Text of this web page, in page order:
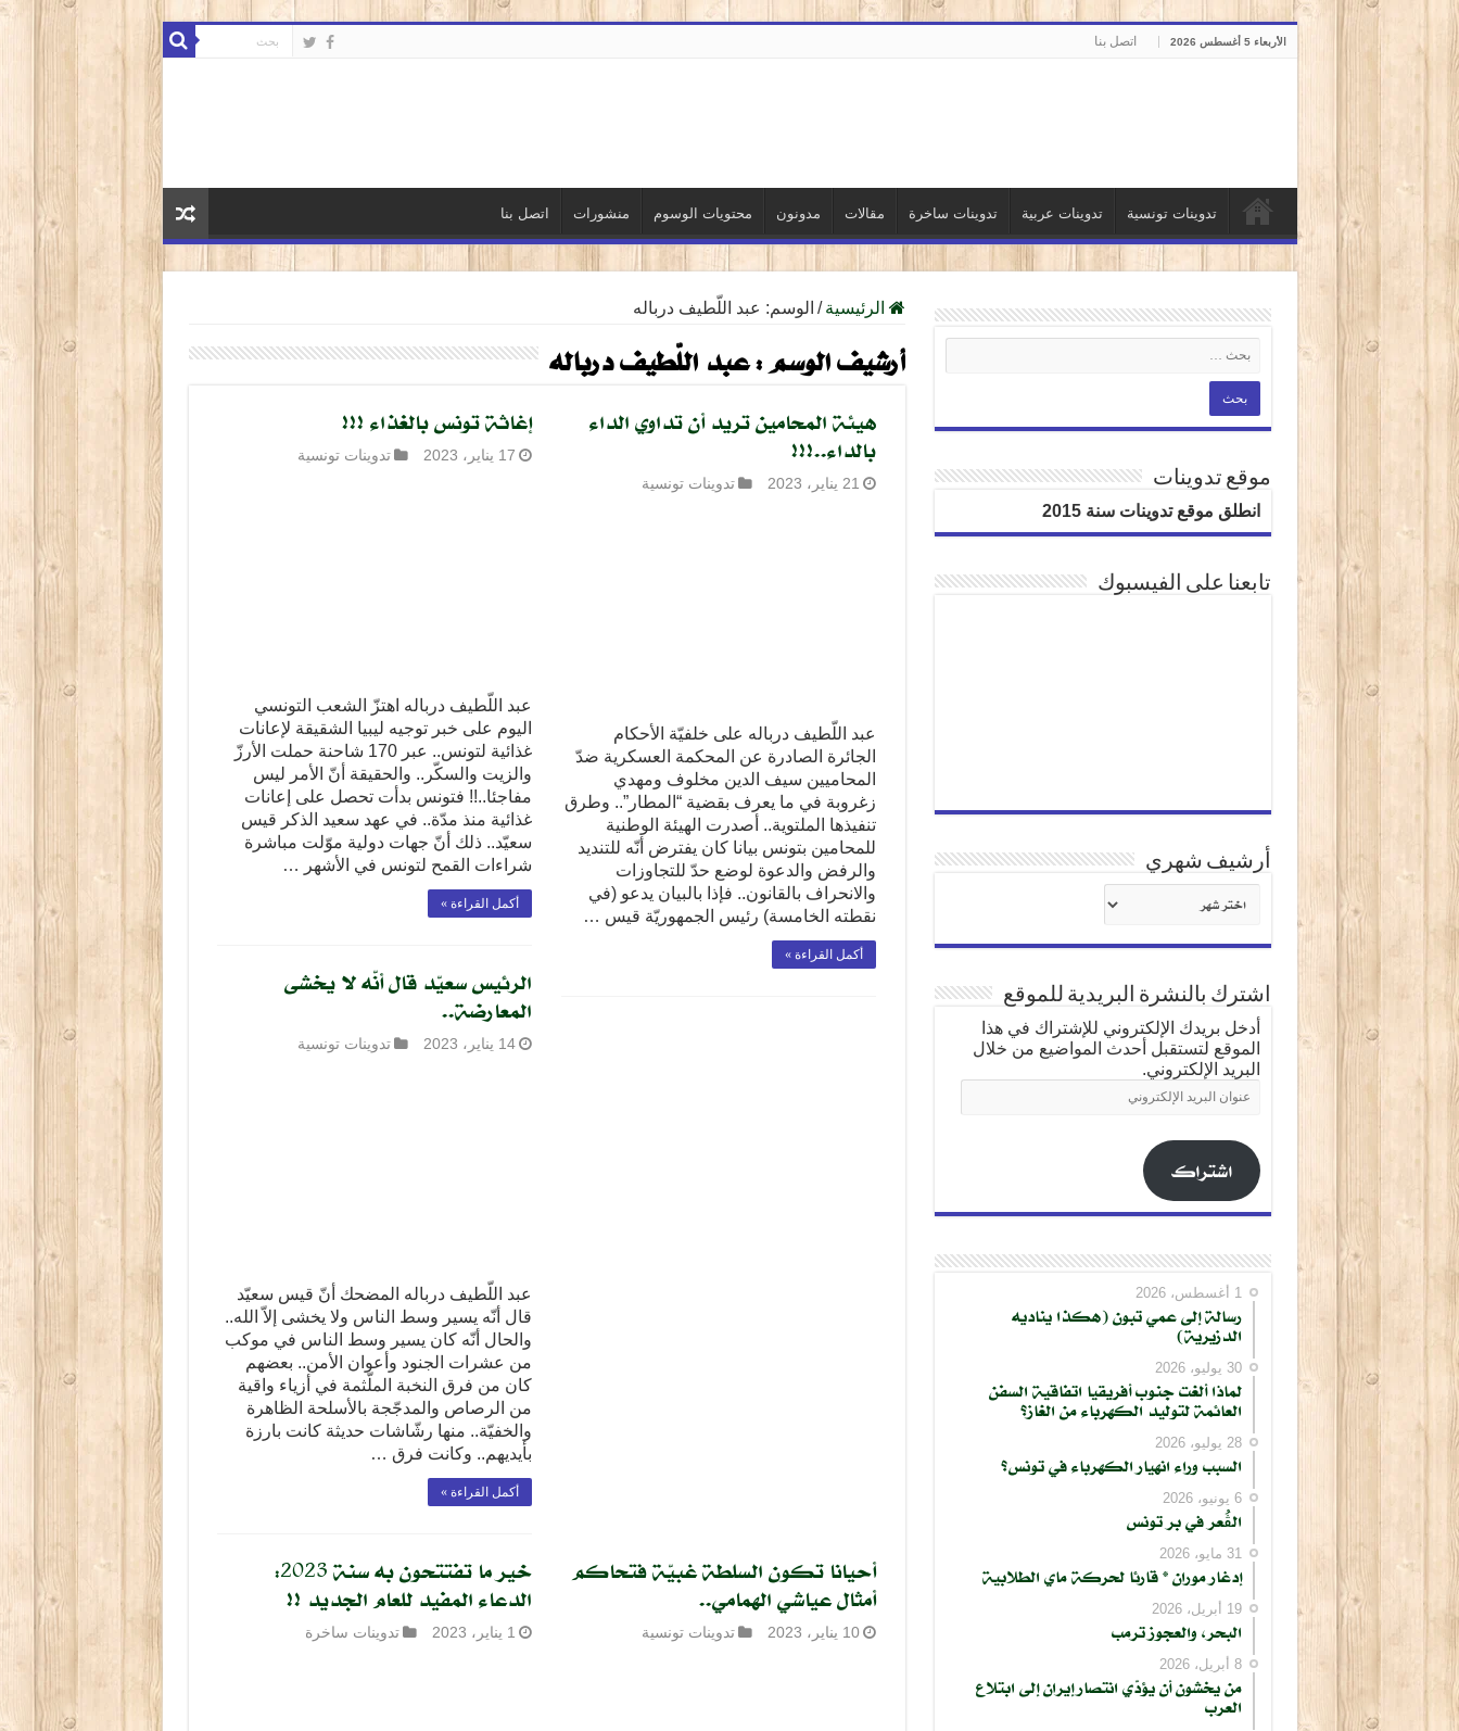
الأربعاء 5 أغسطس 2026 اتصل بنا
تدوينات تونسية تدوينات عربية تدوينات ساخرة مقالات مدونون محتويات الوسوم منشورات اتصل بنا
الرئيسية / الوسم: عبد اللّطيف درباله
أرشيف الوسم :عبد اللّطيف درباله
هيئة المحامين تريد أن تداوي الداء
بالداء..!!!
21 يناير، 2023 تدوينات تونسية
عبد اللّطيف درباله على خلفيّة الأحكام
الجائرة الصادرة عن المحكمة العسكرية ضدّ
المحاميين سيف الدين مخلوف ومهدي
زغروبة في ما يعرف بقضية “المطار”.. وطرق
تنفيذها الملتوية.. أصدرت الهيئة الوطنية
للمحامين بتونس بيانا كان يفترض أنّه للتنديد
والرفض والدعوة لوضع حدّ للتجاوزات
والانحراف بالقانون.. فإذا بالبيان يدعو (في
نقطته الخامسة) رئيس الجمهوريّة قيس …
أكمل القراءة »
إغاثة تونس بالغذاء !!!
17 يناير، 2023 تدوينات تونسية
عبد اللّطيف درباله اهتزّ الشعب التونسي
اليوم على خبر توجيه ليبيا الشقيقة لإعانات
غذائية لتونس.. عبر 170 شاحنة حملت الأرزّ
والزيت والسكّر.. والحقيقة أنّ الأمر ليس
مفاجئا..!! فتونس بدأت تحصل على إعانات
غذائية منذ مدّة.. في عهد سعيد الذكر قيس
سعيّد.. ذلك أنّ جهات دولية موّلت مباشرة
شراءات القمح لتونس في الأشهر …
أكمل القراءة »
الرئيس سعيّد قال أنّه لا يخشى
المعارضة..
14 يناير، 2023 تدوينات تونسية
عبد اللّطيف درباله المضحك أنّ قيس سعيّد
قال أنّه يسير وسط الناس ولا يخشى إلاّ الله..
والحال أنّه كان يسير وسط الناس في موكب
من عشرات الجنود وأعوان الأمن.. بعضهم
كان من فرق النخبة الملّثمة في أزياء واقية
من الرصاص والمدجّجة بالأسلحة الظاهرة
والخفيّة.. منها رشّاشات حديثة كانت بارزة
بأيديهم.. وكانت فرق …
أكمل القراءة »
أحيانا تكون السلطة غبيّة فتحاكم
أمثال عياشي الهمامي..
10 يناير، 2023 تدوينات تونسية
خير ما تفتتحون به سنة 2023:
الدعاء المفيد للعام الجديد !!
1 يناير، 2023 تدوينات ساخرة
موقع تدوينات
انطلق موقع تدوينات سنة 2015
تابعنا على الفيسبوك
أرشيف شهري
شهري
اشترك بالنشرة البريدية للموقع
أدخل بريدك الإلكتروني للإشتراك في هذا
الموقع لتستقبل أحدث المواضيع من خلال
البريد الإلكتروني.
عنوان
البريد
اشتراك
1 أغسطس، 2026
رسالة إلى عمي تبون (هكذا يناديه
الدزيرية)
30 يوليو، 2026
لماذا ألغت جنوب أفريقيا اتفاقية السفن
العائمة لتوليد الكهرباء من الغاز؟
28 يوليو، 2026
السبب وراء انهيار الكهرباء في تونس؟
6 يونيو، 2026
الڨُعر في بر تونس
31 مايو، 2026
إدغار موران * قارئا لحركة ماي الطلابية
19 أبريل، 2026
البحر، والعجوز ترمب
8 أبريل، 2026
من يخشون أن يؤدّي انتصار إيران إلى ابتلاع
العرب